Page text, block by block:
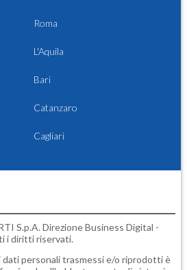
Roma
L'Aquila
Bari
Catanzaro
Cagliari
S.p.A. Direzione Business Digital -
i diritti riservati.
personali trasmessi e/o riprodotti è